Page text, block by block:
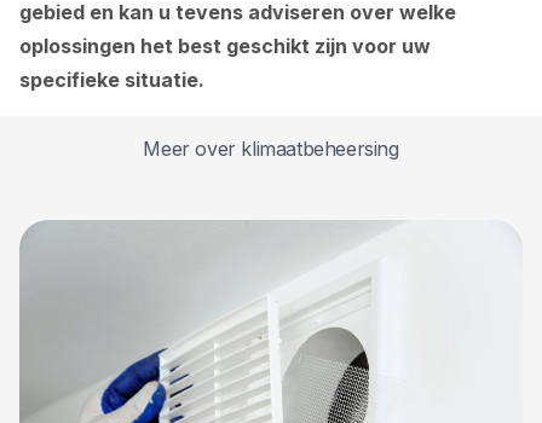
gebied en kan u tevens adviseren over welke
oplossingen het best geschikt zijn voor uw
specifieke situatie.
Meer over klimaatbeheersing